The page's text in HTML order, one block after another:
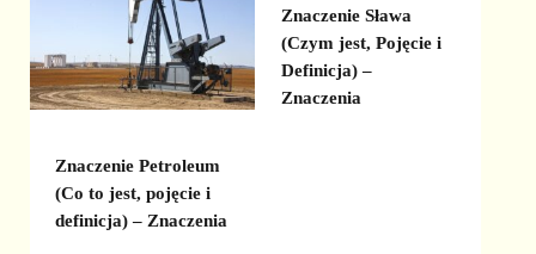
Znaczenie Petroleum
(Co to jest, pojęcie i
definicja) – Znaczenia
Znaczenie Sława
(Czym jest, Pojęcie i
Definicja) –
Znaczenia